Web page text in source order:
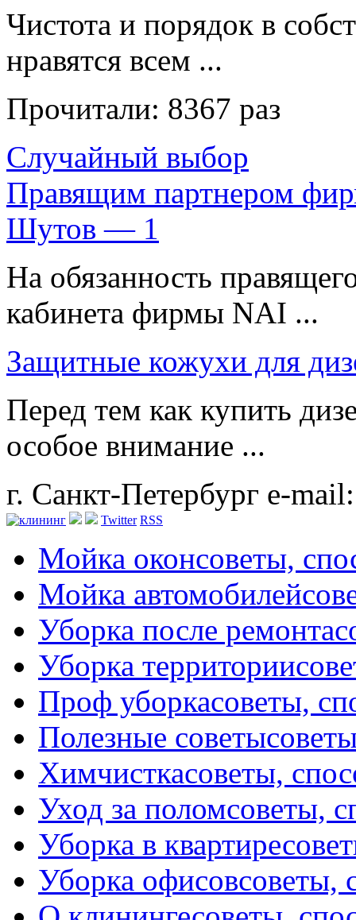
Чистота и порядок в
нравятся всем ...
Прочитали: 8367 раз
Случайный выбор
Правящим партнером
Шутов — 1
На обязанность
кабинета фирмы NAI ...
Защитные кожухи для
Перед тем как купить
особое внимание ...
г. Санкт-Петербург e-
Twitter RSS
Мойка оконсоветы,
Мойка автомобилей
Уборка после ремонта
Уборка территории
Проф уборкасоветы,
Полезные советы
Химчисткасоветы,
Уход за поломсоветы,
Уборка в квартире
Уборка офисовсоветы,